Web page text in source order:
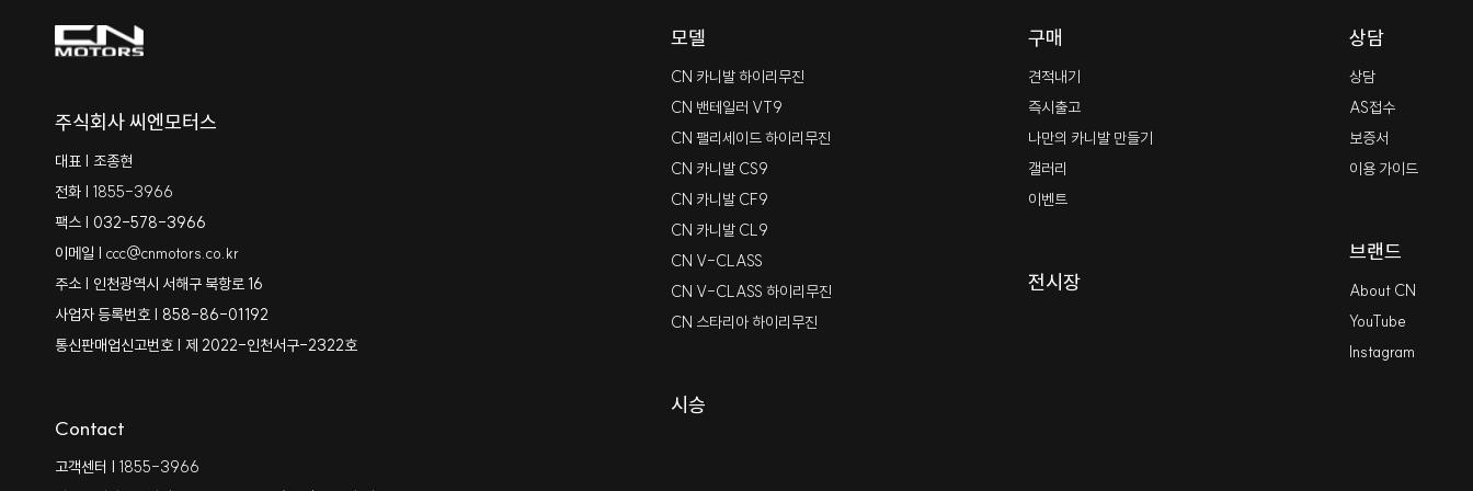
주식회사 씨엔모터스
대표 | 조종현
전화 | 1855-3966
팩스 | 032-578-3966
이메일 | ccc@cnmotors.co.kr
주소 | 인천광역시 서해구 북항로 16
사업자 등록번호 | 858-86-01192
통신판매업신고번호 | 제 2022-인천서구-2322호
Contact
고객센터 | 1855-3966
모델
CN 카니발 하이리무진
CN 밴테일러 VT9
CN 팰리세이드 하이리무진
CN 카니발 CS9
CN 카니발 CF9
CN 카니발 CL9
CN V-CLASS
CN V-CLASS 하이리무진
CN 스타리아 하이리무진
시승
구매
견적내기
즉시출고
나만의 카니발 만들기
갤러리
이벤트
전시장
상담
상담
AS접수
보증서
이용 가이드
브랜드
About CN
YouTube
Instagram